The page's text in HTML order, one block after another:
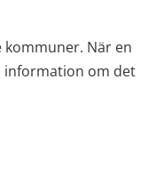
När en
information om det